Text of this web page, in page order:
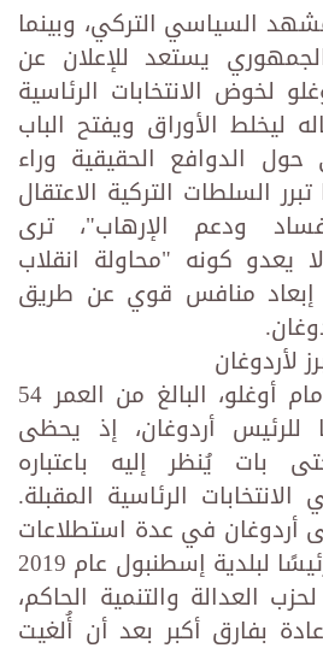
السياسي التركي، وبينما
يستعد للإعلان عن
لخوض الانتخابات الرئاسية
اعتقاله ليخلط الأوراق ويفتح الباب
الدوافع الحقيقية وراء
السلطات التركية الاعتقال
ودعم الإرهاب"، ترى
يعدو كونه "محاولة انقلاب
منافس قوي عن طريق
لأردوغان
لطالما شكل أكرم إمام أوغلو، البالغ من العمر 54
للرئيس أردوغان، إذ يحظى
بات يُنظر إليه باعتباره
الرئاسية المقبلة.
أردوغان في عدة استطلاعات
للرأي، وكان انتخابه رئيسًا لبلدية إسطنبول عام 2019
العدالة والتنمية الحاكم،
بفارق أكبر بعد أن أُلغيت